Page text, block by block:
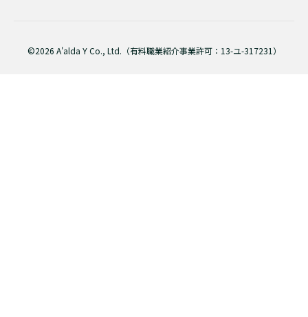
©2026 A'alda Y Co., Ltd.（有料職業紹介事業許可：13-ユ-317231）